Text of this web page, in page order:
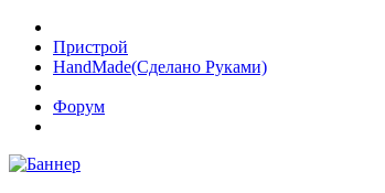
Пристрой
HandMade(Сделано Руками)
Форум